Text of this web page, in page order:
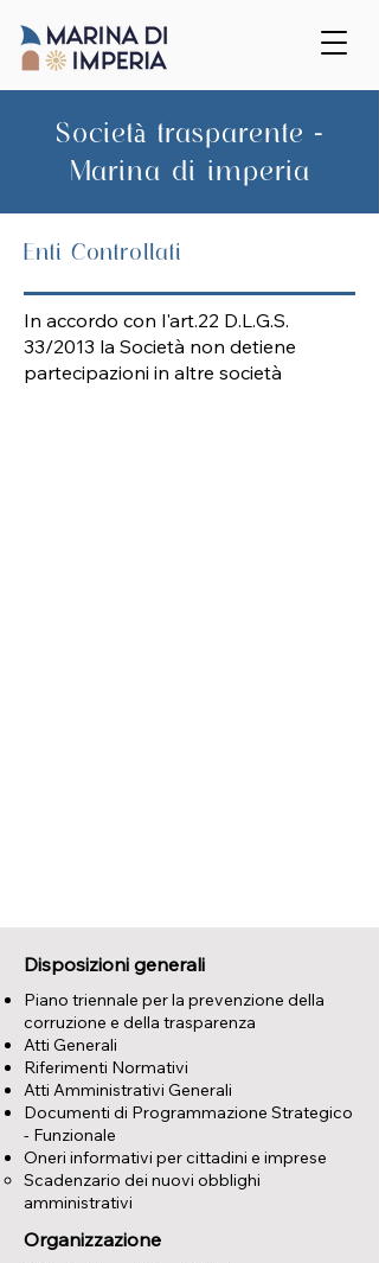
Società trasparente -
Marina di imperia
Enti Controllati
In accordo con l'art.22 D.L.G.S.
33/2013 la Società non detiene
partecipazioni in altre società
Disposizioni generali
Piano triennale per la prevenzione della
corruzione e della trasparenza
Atti Generali
Riferimenti Normativi
Atti Amministrativi Generali
Documenti di Programmazione Strategico
- Funzionale
Oneri informativi per cittadini e imprese
Scadenzario dei nuovi obblighi
amministrativi
Organizzazione